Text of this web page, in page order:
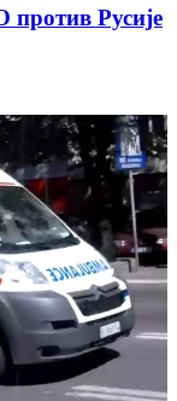
Русије